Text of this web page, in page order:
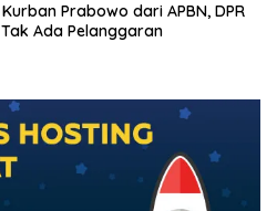
Kurban Prabowo dari APBN, DPR
Ada Pelanggaran